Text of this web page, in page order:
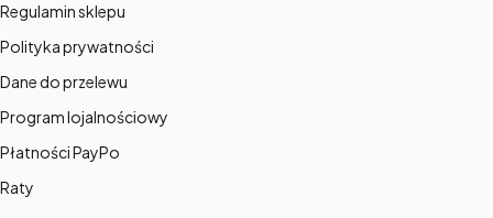
Regulamin sklepu
Polityka prywatności
Dane do przelewu
Program lojalnościowy
Płatności PayPo
Raty